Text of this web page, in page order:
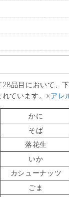
品目において、
れています。※アレ
かに
そば
落花生
いか
カシューナッツ
ごま